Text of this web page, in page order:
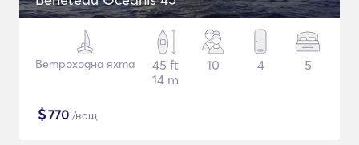
Ветроходна яхта
45 ft
14 m
10 4 5
$770 /нощ